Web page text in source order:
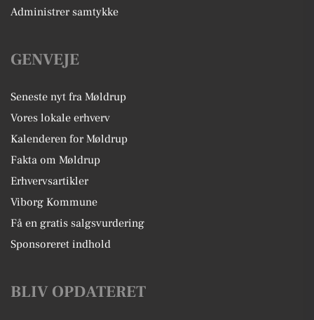
Administrer samtykke
GENVEJE
Seneste nyt fra Møldrup
Vores lokale erhverv
Kalenderen for Møldrup
Fakta om Møldrup
Erhvervsartikler
Viborg Kommune
Få en gratis salgsvurdering
Sponsoreret indhold
BLIV OPDATERET